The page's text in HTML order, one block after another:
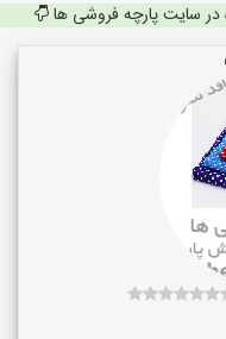
در سایت پارچه فروشی ها